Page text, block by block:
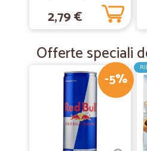
2,79 €
Offerte speciali
-5%